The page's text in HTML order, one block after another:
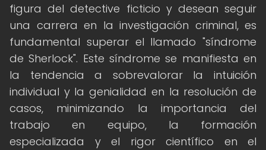
figura del detective ficticio y desean seguir
una carrera en la investigación criminal, es
fundamental superar el llamado "síndrome
de Sherlock". Este síndrome se manifiesta en
la tendencia a sobrevalorar la intuición
individual y la genialidad en la resolución de
casos, minimizando la importancia del
trabajo en equipo, la formación
especializada y el rigor científico en el